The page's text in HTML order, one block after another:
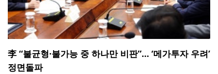
李 “불균형·불가능 중 하나만 비판”… ‘메가투자 우려’
정면돌파